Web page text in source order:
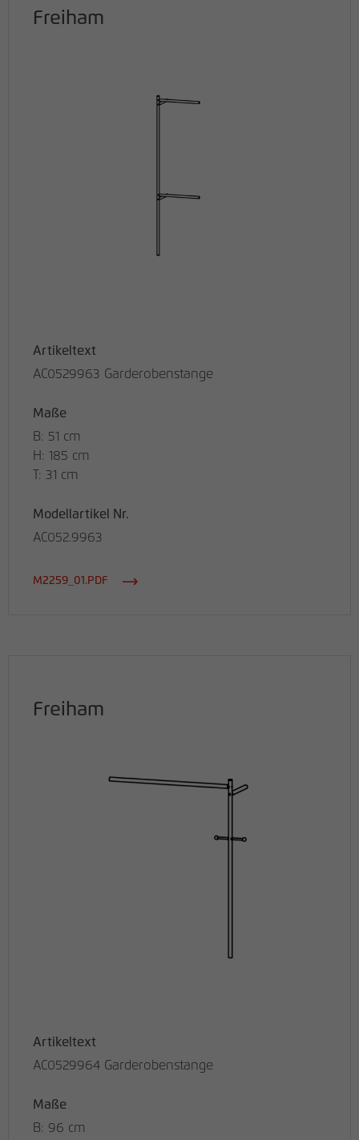
Freiham
Artikeltext
AC0529963 Garderobenstange
Maße
B: 51 cm
H: 185 cm
T: 31 cm
Modellartikel Nr.
AC052.9963
M2259_01.PDF
Freiham
Artikeltext
AC0529964 Garderobenstange
Maße
B: 96 cm